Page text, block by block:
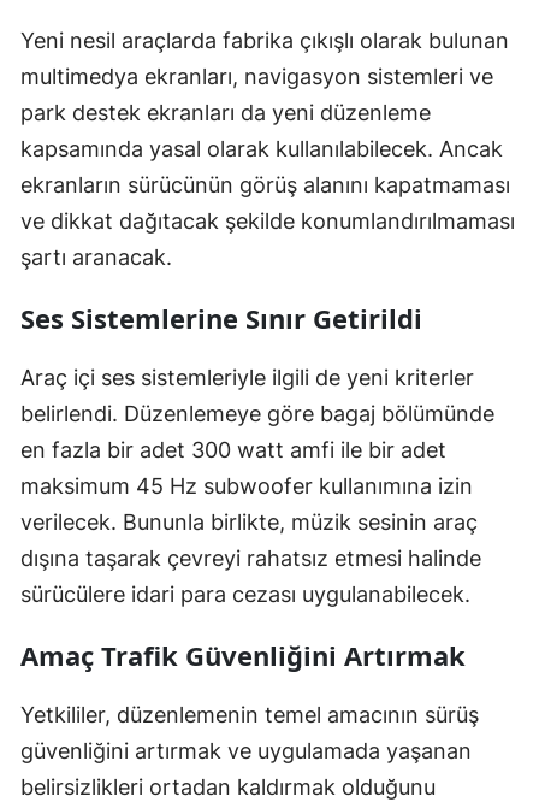
Yeni nesil araçlarda fabrika çıkışlı olarak bulunan
multimedya ekranları, navigasyon sistemleri ve
park destek ekranları da yeni düzenleme
kapsamında yasal olarak kullanılabilecek. Ancak
ekranların sürücünün görüş alanını kapatmaması
ve dikkat dağıtacak şekilde konumlandırılmaması
şartı aranacak.
Ses Sistemlerine Sınır Getirildi
Araç içi ses sistemleriyle ilgili de yeni kriterler
belirlendi. Düzenlemeye göre bagaj bölümünde
en fazla bir adet 300 watt amfi ile bir adet
maksimum 45 Hz subwoofer kullanımına izin
verilecek. Bununla birlikte, müzik sesinin araç
dışına taşarak çevreyi rahatsız etmesi halinde
sürücülere idari para cezası uygulanabilecek.
Amaç Trafik Güvenliğini Artırmak
Yetkililer, düzenlemenin temel amacının sürüş
güvenliğini artırmak ve uygulamada yaşanan
belirsizlikleri ortadan kaldırmak olduğunu